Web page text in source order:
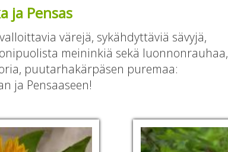
ja Pensas
värejä, sykähdyttäviä sävyjä,
meininkiä sekä luonnonrauhaa,
puutarhakärpäsen puremaa:
ja Pensaaseen!